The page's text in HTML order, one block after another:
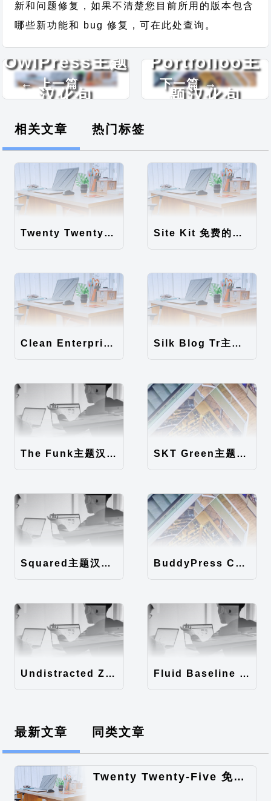
新和问题修复，如果不清楚您目前所用的版本包含
哪些新功能和 bug 修复，可在此处查询。
← 上一篇
OwlPress主题
汉化包
下一篇 →
Portfolioo主
题汉化包
相关文章 热门标签
Twenty Twenty-Five 免费的WordPress内容主题 Site Kit 免费的WordPress数据统计插件
Clean Enterprise主题汉化包 Silk Blog Tr主题汉化包
The Funk主题汉化包 SKT Green主题汉化包
Squared主题汉化包 BuddyPress Colours主题汉化包
Undistracted Zen主题汉化包 Fluid Baseline Grid主题汉化包
最新文章 同类文章
Twenty Twenty-Five 免费的WordPress内容主题